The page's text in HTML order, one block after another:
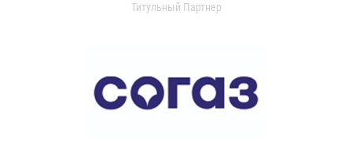
Титульный Партнер